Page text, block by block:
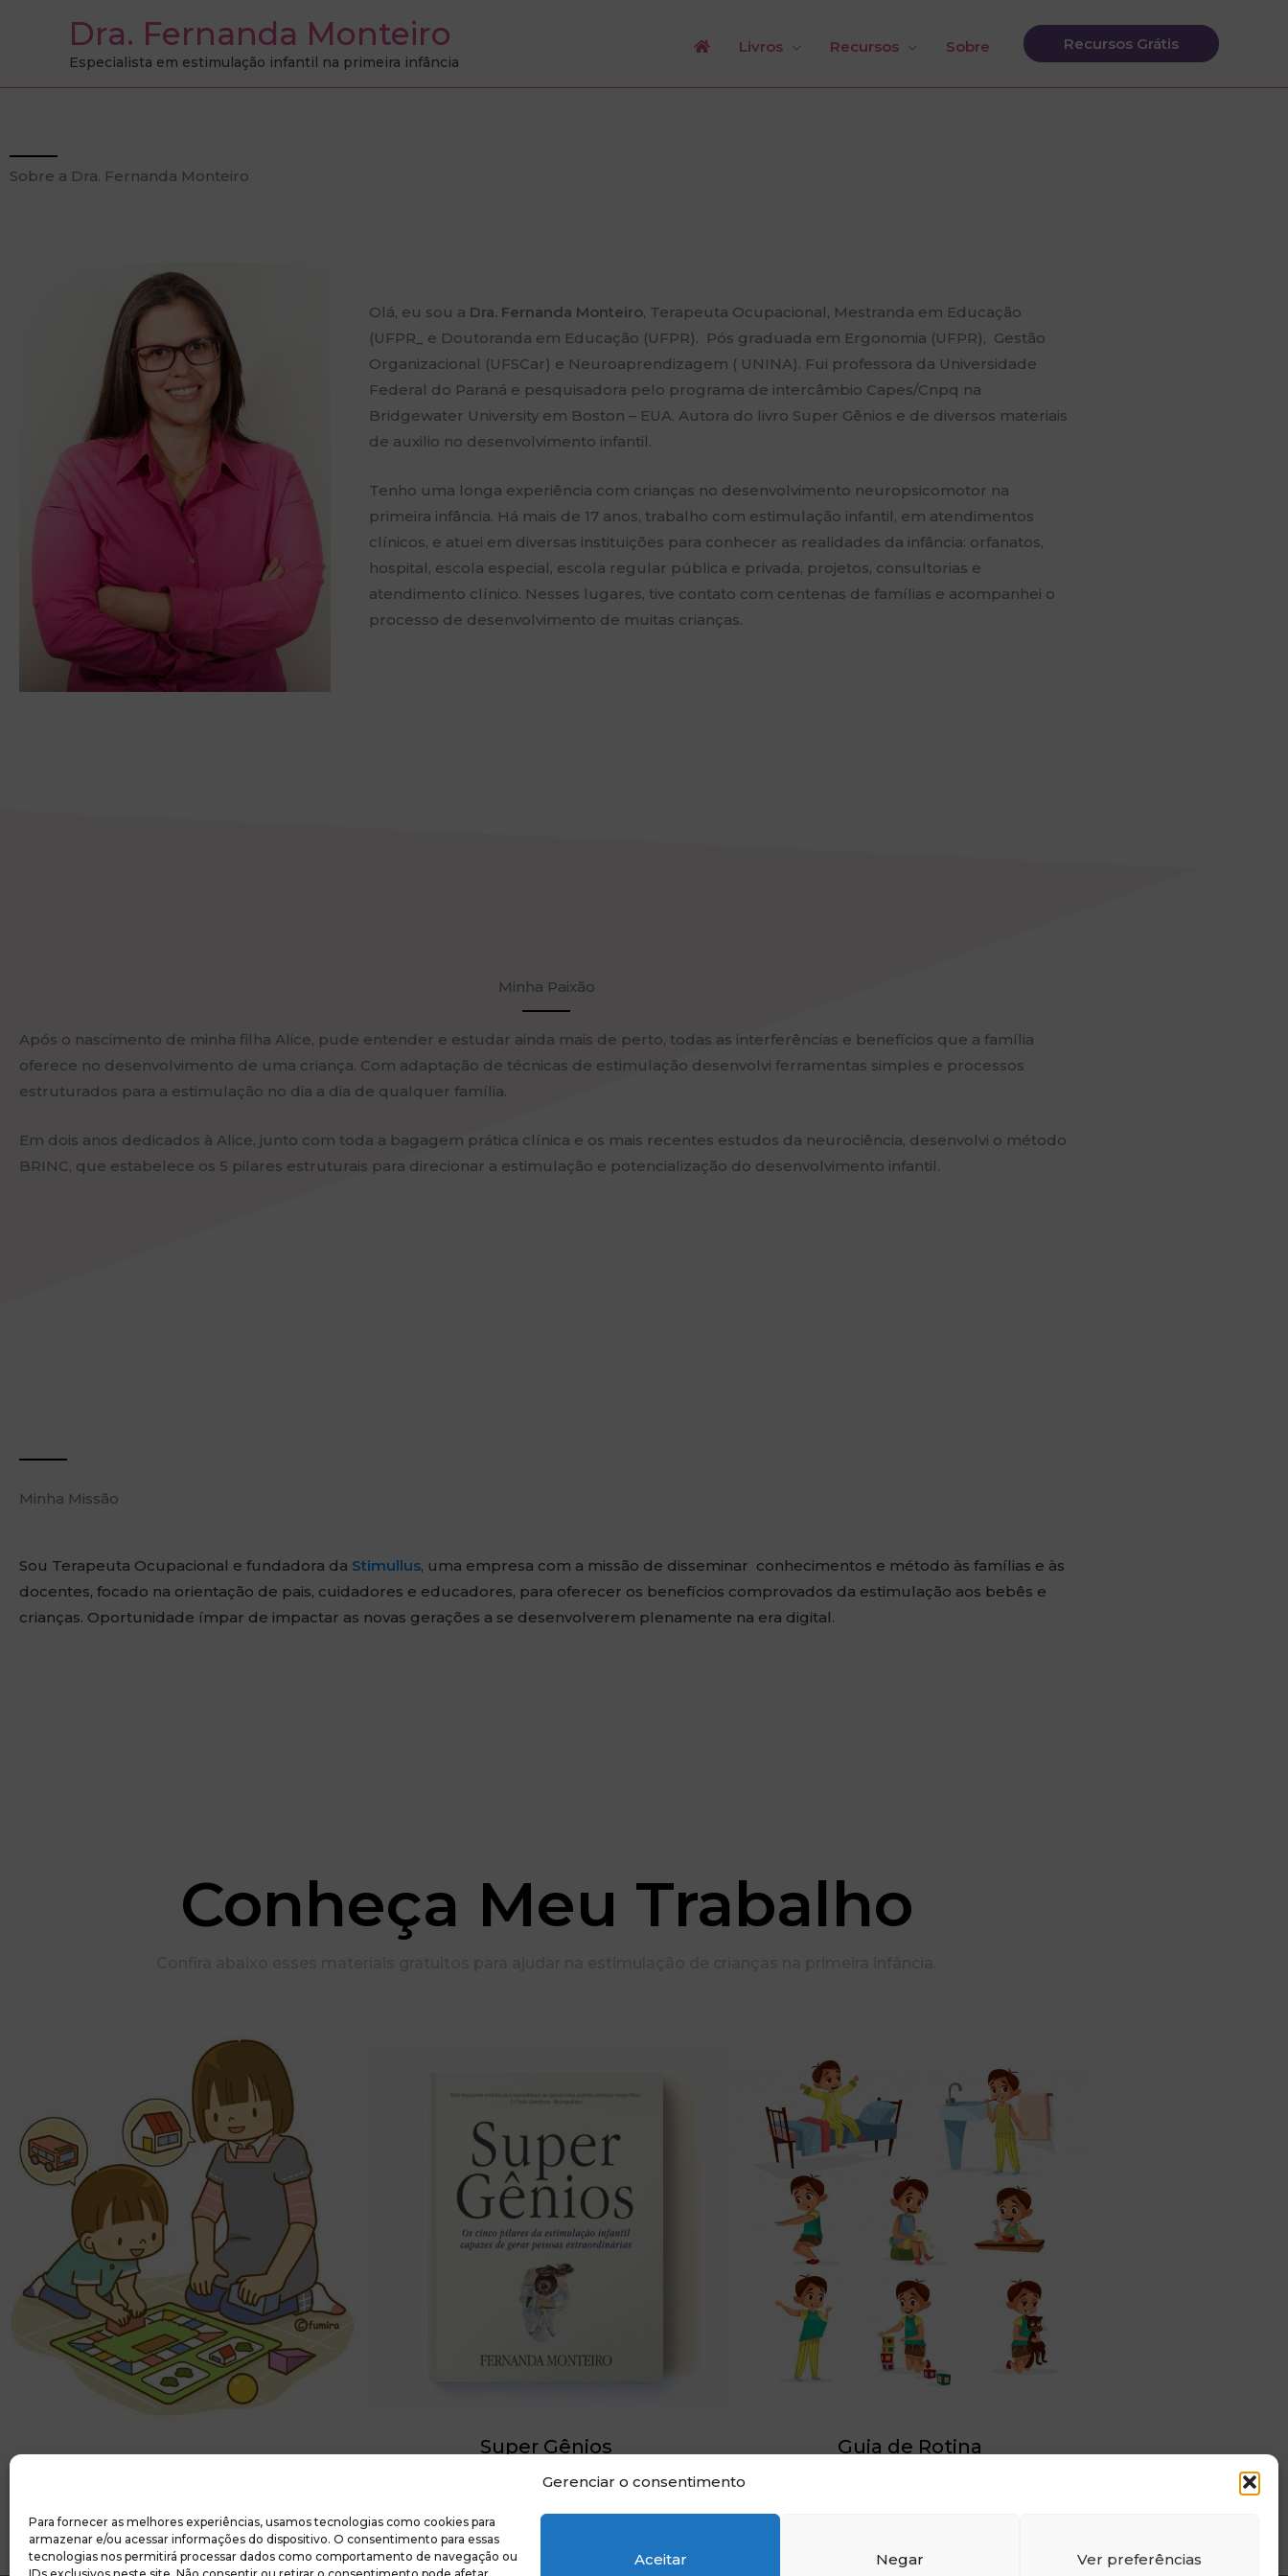
Gerenciar o consentimento
Para fornecer as melhores experiências, usamos tecnologias como cookies para
armazenar e/ou acessar informações do dispositivo. O consentimento para essas
tecnologias nos permitirá processar dados como comportamento de navegação ou
Aceitar Negar Ver preferências
conteúdo
Dra. Fernanda Monteiro
Especialista em estimulação infantil na primeira infância
Livros Recursos Sobre Recursos Grátis
Sobre a Dra. Fernanda Monteiro
Olá, eu sou a Dra. Fernanda Monteiro, Terapeuta Ocupacional, Mestranda em Educação
(UFPR_ e Doutoranda em Educação (UFPR). Pós graduada em Ergonomia (UFPR), Gestão
Organizacional (UFSCar) e Neuroaprendizagem ( UNINA). Fui professora da Universidade
Federal do Paraná e pesquisadora pelo programa de intercâmbio Capes/Cnpq na
Bridgewater University em Boston – EUA. Autora do livro Super Gênios e de diversos materiais
de auxilio no desenvolvimento infantil.
Tenho uma longa experiência com crianças no desenvolvimento neuropsicomotor na
primeira infância. Há mais de 17 anos, trabalho com estimulação infantil, em atendimentos
clínicos, e atuei em diversas instituições para conhecer as realidades da infância: orfanatos,
hospital, escola especial, escola regular pública e privada, projetos, consultorias e
atendimento clínico. Nesses lugares, tive contato com centenas de famílias e acompanhei o
processo de desenvolvimento de muitas crianças.
Minha Paixão
Após o nascimento de minha filha Alice, pude entender e estudar ainda mais de perto, todas as interferências e benefícios que a família
oferece no desenvolvimento de uma criança. Com adaptação de técnicas de estimulação desenvolvi ferramentas simples e processos
estruturados para a estimulação no dia a dia de qualquer família.
Em dois anos dedicados à Alice, junto com toda a bagagem prática clínica e os mais recentes estudos da neurociência, desenvolvi o método
BRINC, que estabelece os 5 pilares estruturais para direcionar a estimulação e potencialização do desenvolvimento infantil.
Minha Missão
Sou Terapeuta Ocupacional e fundadora da Stimullus, uma empresa com a missão de disseminar conhecimentos e método às famílias e às
docentes, focado na orientação de pais, cuidadores e educadores, para oferecer os benefícios comprovados da estimulação aos bebês e
crianças. Oportunidade ímpar de impactar as novas gerações a se desenvolverem plenamente na era digital.
Conheça Meu Trabalho
Super Gênios Guia de Rotina